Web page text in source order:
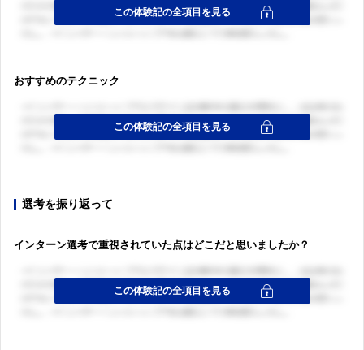
おすすめのテクニック
選考を振り返って
インターン選考で重視されていた点はどこだと思いましたか？